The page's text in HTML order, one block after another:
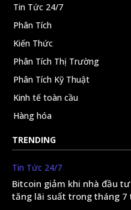
Tin Tức 24/7
Phân Tích
Kiến Thức
Phân Tích Thị Trường
Phân Tích Kỹ Thuật
Kinh tế toàn cầu
Hàng hóa
TRENDING
Tin Tức 24/7
Bitcoin giảm khi nhà đầu
tăng lãi suất trong tháng 7